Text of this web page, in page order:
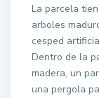
La parcela
arboles
cesped
Dentro de la
madera, un
una pergola